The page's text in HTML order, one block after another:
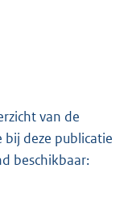
van de
bij deze publicatie
beschikbaar: